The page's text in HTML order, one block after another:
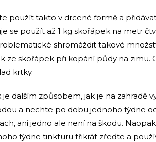
použít takto v drcené formě a
se použít až 1 kg skořápek na metr
shromáždit takové
ze skořápek při kopání půdy na
krtky.
dalším způsobem, jak je na zahradě
a nechte po dobu jednoho týdne
ani jedno ale není na škodu.
týdne tinkturu třikrát zřeďte a